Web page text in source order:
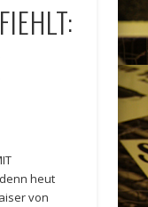
denn heut
von